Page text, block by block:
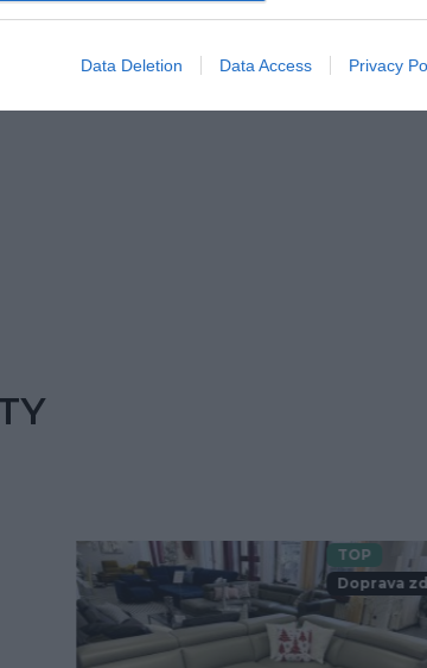
Data Deletion Data Access Privacy
TOP
Doprava